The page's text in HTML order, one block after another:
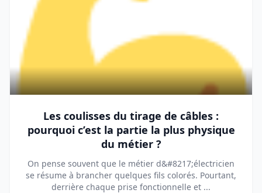
Les coulisses du tirage de câbles :
pourquoi c’est la partie la plus physique
du métier ?
On pense souvent que le métier d&#8217;électricien
se résume à brancher quelques fils colorés. Pourtant,
derrière chaque prise fonctionnelle et ...